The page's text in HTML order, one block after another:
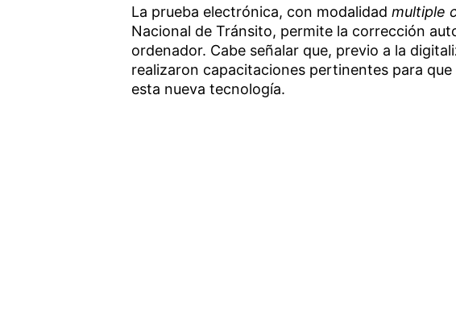
La prueba electrónica, con modalidad multiple
Nacional de Tránsito, permite la corrección
ordenador. Cabe señalar que, previo a la
realizaron capacitaciones pertinentes para
esta nueva tecnología.